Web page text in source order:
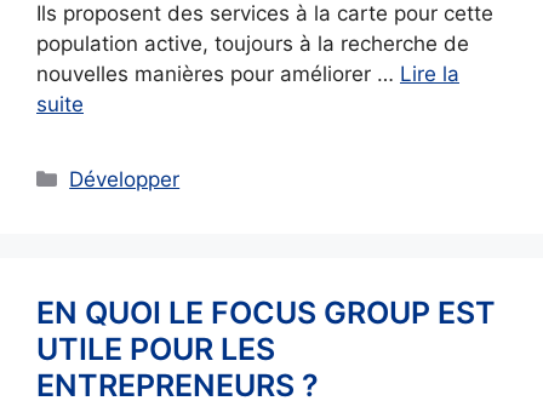
Ils proposent des services à la carte pour cette
population active, toujours à la recherche de
nouvelles manières pour améliorer … Lire la
suite
Catégories
Développer
EN QUOI LE FOCUS GROUP EST
UTILE POUR LES
ENTREPRENEURS ?